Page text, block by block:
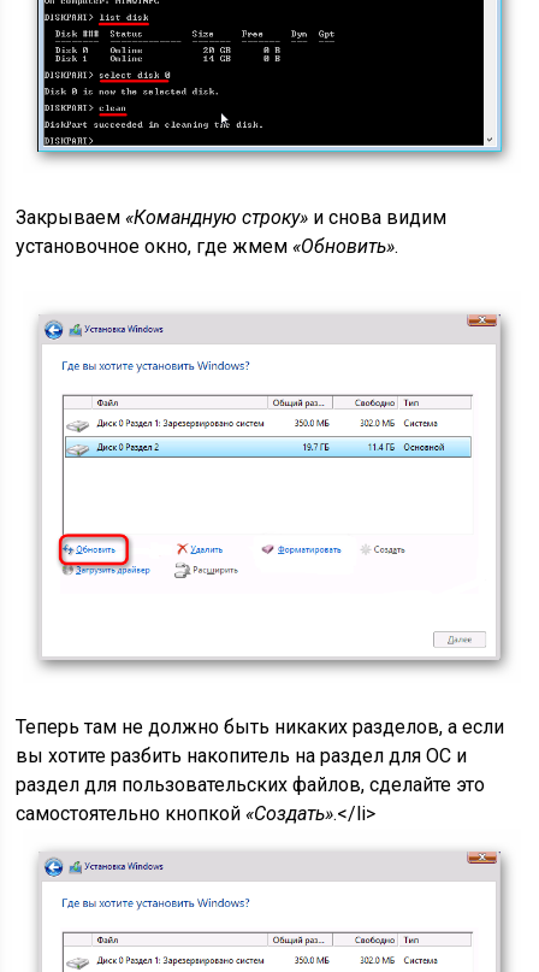
Закрываем«Командную строку» и снова видим
установочное окно, где жмем«Обновить».
Теперь там не должно быть никаких разделов, а если
вы хотите разбить накопитель на раздел для ОС и
раздел для пользовательских файлов, сделайте это
самостоятельно кнопкой«Создать».</li>